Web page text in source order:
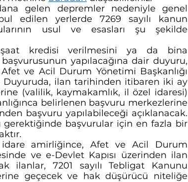
gelen depremler nedeniyle genel
edilen yerlerde 7269 sayılı kanun
usul ve esasları şu şekilde
kredisi verilmesini ya da bina
yapılacağına dair duyuru,
ve Acil Durum Yönetimi Başkanlığı
ilan tarihinden itibaren iki ay
(valilik, kaymakamlık, il özel idaresi)
belirlenen başvuru merkezlerine
başvuru yapılabileceği açıklanacak.
gerektiğinde başvurular için en fazla bir
amirliğince, Afet ve Acil Durum
ve e-Devlet Kapısı üzerinden ilan
ilanlar, 7201 sayılı Tebligat Kanunu
geçecek ve hak düşürücü niteliğe